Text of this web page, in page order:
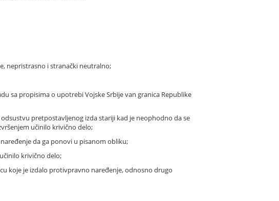
nepristrasno i stranački neutralno;
sa propisima o upotrebi Vojske Srbije van granica Republike
pretpostavljenog izda stariji kad je neophodno da se
učinilo krivično delo;
da ga ponovi u pisanom obliku;
krivično delo;
koje je izdalo protivpravno naređenje, odnosno drugo